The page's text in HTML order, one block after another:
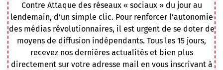
Contre Attaque des réseaux « sociaux » du jour au
lendemain, d’un simple clic. Pour renforcer l’autonomie
des médias révolutionnaires, il est urgent de se doter de
moyens de diffusion indépendants. Tous les 15 jours,
recevez nos dernières actualités et bien plus
directement sur votre adresse mail en vous inscrivant à